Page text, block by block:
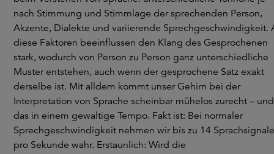
nach Stimmung und Stimmlage der sprechenden Person,
Akzente, Dialekte und variierende Sprechgeschwindigkeit.
diese Faktoren beeinflussen den Klang des Gesprochenen
stark, wodurch von Person zu Person ganz unterschiedliche
Muster entstehen, auch wenn der gesprochene Satz exakt
derselbe ist. Mit alldem kommt unser Gehirn bei der
Interpretation von Sprache scheinbar mühelos zurecht – und
das in einem gewaltige Tempo. Fakt ist: Bei normaler
Sprechgeschwindigkeit nehmen wir bis zu 14 Sprachsignale
pro Sekunde wahr. Erstaunlich: Wird die